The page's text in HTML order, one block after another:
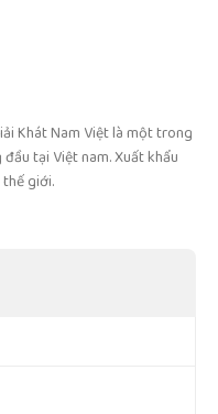
Khát Nam Việt là một trong
tại Việt nam. Xuất khẩu
giới.